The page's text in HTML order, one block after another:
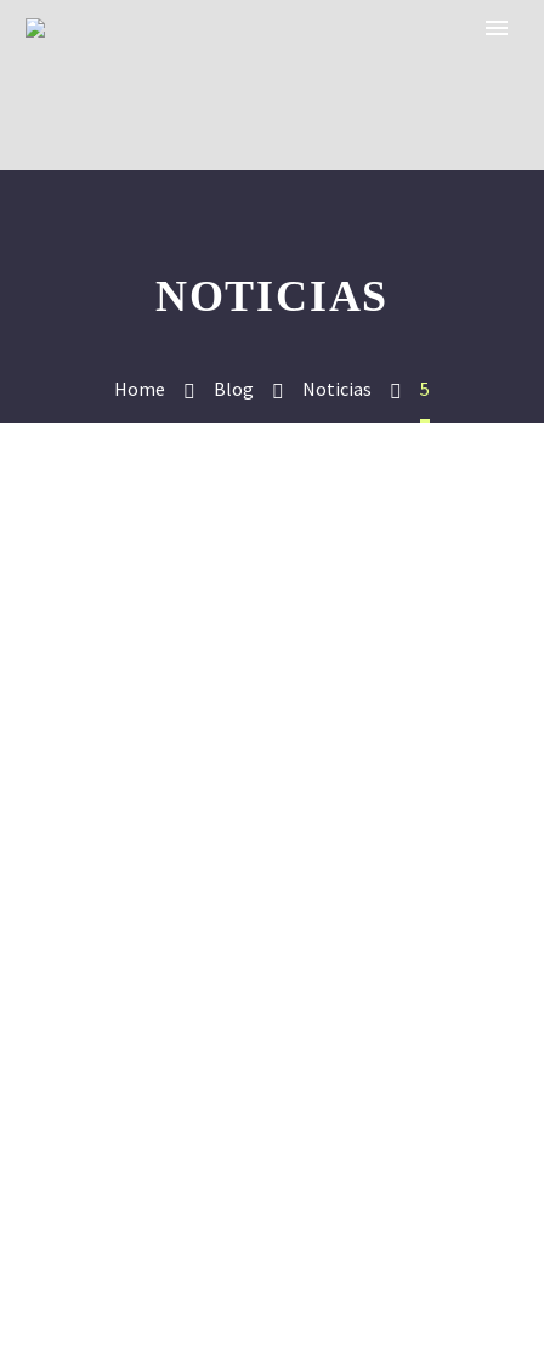
NOTICIAS
Home Blog Noticias 5